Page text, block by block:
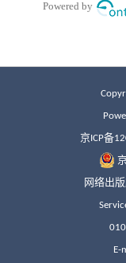
京ICP备
网络出
E-